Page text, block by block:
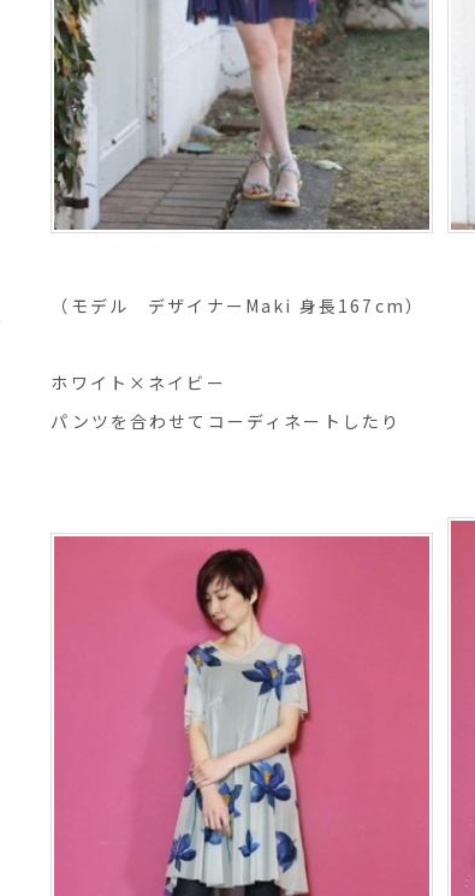
（モデル デザイナーMaki 身長167cm）
ホワイト×ネイビー
パンツを合わせてコーディネートしたり